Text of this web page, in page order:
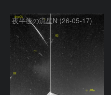
夜半後の流星N (26-05-17)